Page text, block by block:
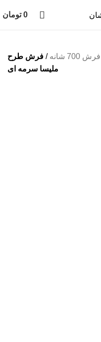
0 تومان
فرش 700 شانه / فرش طرح
ملیسا سرمه ای